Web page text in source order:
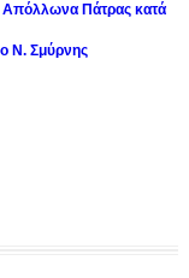
Απόλλωνα Πάτρας κατά
Ν. Σμύρνης